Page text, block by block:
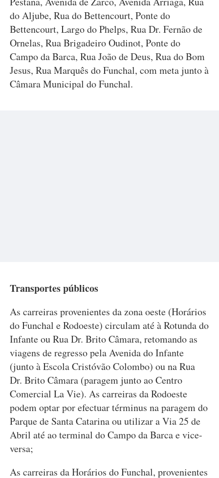
do Aljube, Rua do Bettencourt, Ponte do
Bettencourt, Largo do Phelps, Rua Dr. Fernão de
Ornelas, Rua Brigadeiro Oudinot, Ponte do
Campo da Barca, Rua João de Deus, Rua do Bom
Jesus, Rua Marquês do Funchal, com meta junto à
Câmara Municipal do Funchal.
Transportes públicos
As carreiras provenientes da zona oeste (Horários
do Funchal e Rodoeste) circulam até à Rotunda do
Infante ou Rua Dr. Brito Câmara, retomando as
viagens de regresso pela Avenida do Infante
(junto à Escola Cristóvão Colombo) ou na Rua
Dr. Brito Câmara (paragem junto ao Centro
Comercial La Vie). As carreiras da Rodoeste
podem optar por efectuar términus na paragem do
Parque de Santa Catarina ou utilizar a Via 25 de
Abril até ao terminal do Campo da Barca e vice-
versa;
As carreiras da Horários do Funchal, provenientes